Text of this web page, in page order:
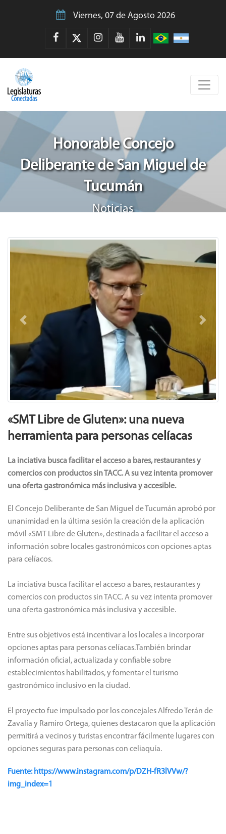
Viernes, 07 de Agosto 2026
Honorable Concejo
Deliberante de San Miguel de
Tucumán
Noticias
Previous Next
«SMT Libre de Gluten»: una nueva
herramienta para personas celíacas
La inciativa busca facilitar el acceso a bares, restaurantes y
comercios con productos sin TACC. A su vez intenta promover
una oferta gastronómica más inclusiva y accesible.
El Concejo Deliberante de San Miguel de Tucumán aprobó por
unanimidad en la última sesión la creación de la aplicación
móvil «SMT Libre de Gluten», destinada a facilitar el acceso a
información sobre locales gastronómicos con opciones aptas
para celíacos.
La inciativa busca facilitar el acceso a bares, restaurantes y
comercios con productos sin TACC. A su vez intenta promover
una oferta gastronómica más inclusiva y accesible.
Entre sus objetivos está incentivar a los locales a incorporar
opciones aptas para personas celíacas.También brindar
información oficial, actualizada y confiable sobre
establecimientos habilitados, y fomentar el turismo
gastronómico inclusivo en la ciudad.
El proyecto fue impulsado por los concejales Alfredo Terán de
Zavalía y Ramiro Ortega, quienes destacaron que la aplicación
permitirá a vecinos y turistas encontrar fácilmente lugares con
opciones seguras para personas con celiaquía.
Fuente: https://www.instagram.com/p/DZH-fR3lVVw/?
img_index=1